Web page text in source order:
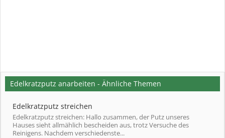
Edelkratzputz anarbeiten - Ähnliche Themen
Edelkratzputz streichen
Edelkratzputz streichen: Hallo zusammen, der Putz unseres
Hauses sieht allmählich bescheiden aus, trotz Versuche des
Reinigens. Nachdem verschiedenste...